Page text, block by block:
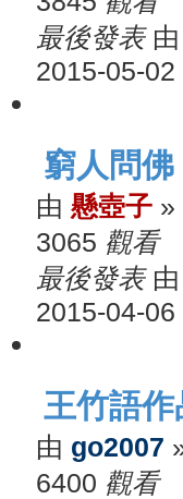
最後發表 由
2015-05-02
窮人問
由 懸壺子 »
3065 觀看
最後發表 由
2015-04-06
王竹語作
由 go2007
6400 觀看